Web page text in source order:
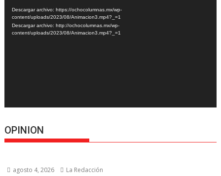
de
vídeo
Descargar archivo: https://ochocolumnas.mx/wp-
content/uploads/2023/08/Animacion3.mp4?_=1
Descargar archivo: http://ochocolumnas.mx/wp-
content/uploads/2023/08/Animacion3.mp4?_=1
OPINION
agosto 4, 2026 La Redacción